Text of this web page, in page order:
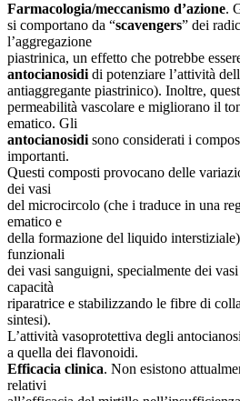
Farmacologia/meccanismo d’azione.
si comportano da “scavengers” dei
l’aggregazione
piastrinica, un effetto che potrebbe
antocianosididi potenziare l’attività
antiaggregante piastrinico). Inoltre,
permeabilità vascolare e migliorano il
ematico. Gli
antocianosidisono considerati i
importanti.
Questi composti provocano delle
dei vasi
del microcircolo (che i traduce in una
ematico e
della formazione del liquido
funzionali
dei vasi sanguigni, specialmente dei
capacità
riparatrice e stabilizzando le fibre di
sintesi).
L’attività vasoprotettiva degli
a quella dei flavonoidi.
Efficacia clinica. Non esistono
relativi